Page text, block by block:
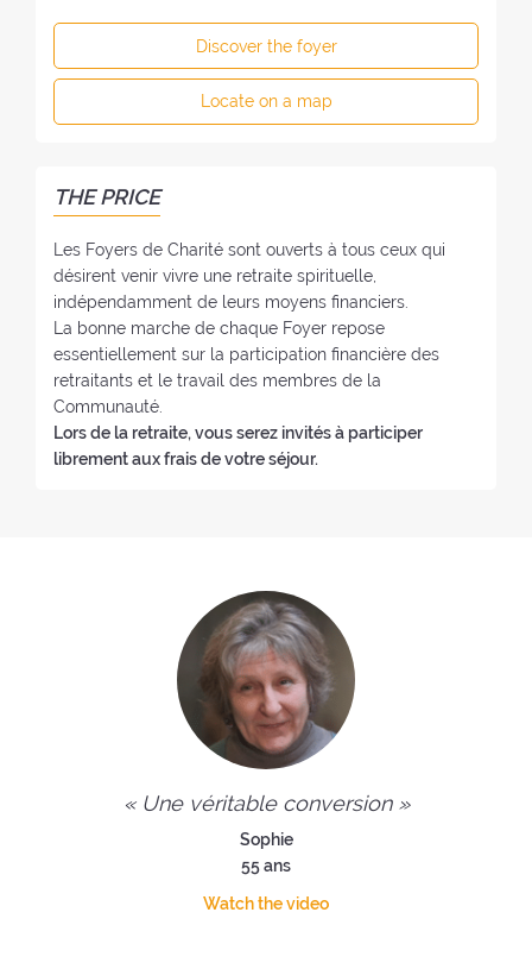
h
F
y
:
s
f
o
Discover the foyer
Locate on a map
THE PRICE
Les Foyers de Charité sont ouverts à tous ceux qui
désirent venir vivre une retraite spirituelle,
indépendamment de leurs moyens financiers.
La bonne marche de chaque Foyer repose
essentiellement sur la participation financière des
retraitants et le travail des membres de la
Communauté.
Lors de la retraite, vous serez invités à participer
librement aux frais de votre séjour.
« Une véritable conversion »
Sophie
55 ans
Watch the video